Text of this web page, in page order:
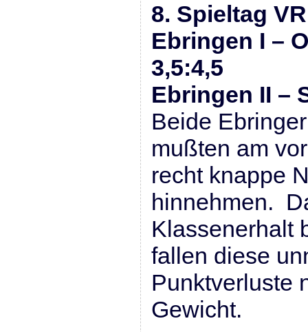
8. Spieltag
Ebringen I –
3,5:4,5
Ebringen II –
Beide
mußten am
recht knappe
hinnehmen.
Klassenerhalt
fallen diese
Punktverluste
Gewicht.